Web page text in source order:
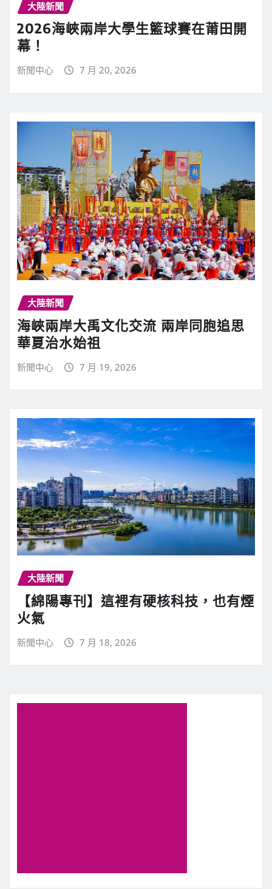
大陸新聞
2026海峽兩岸大學生籃球賽在莆田開
幕！
新聞中心 7 月 20, 2026
大陸新聞
海峽兩岸大禹文化交流 兩岸同胞追思
華夏治水始祖
新聞中心 7 月 19, 2026
大陸新聞
【綿陽專刊】這裡有硬核科技，也有煙
火氣
新聞中心 7 月 18, 2026